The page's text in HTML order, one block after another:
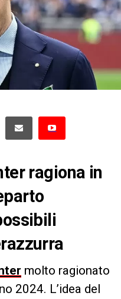
ragiona in
molto ragionato
2024. L’idea del